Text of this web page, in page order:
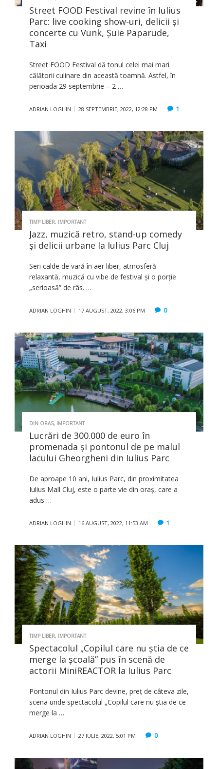
Street FOOD Festival revine în Iulius
Parc: live cooking show-uri, delicii și
concerte cu Vunk, Șuie Paparude,
Taxi
Street FOOD Festival dă tonul celei mai mari
călătorii culinare din această toamnă. Astfel, în
perioada 29 septembrie – 2 …
ADRIAN LOGHIN 28 SEPTEMBRIE, 2022, 12:28 PM 1
TIMP LIBER, IMPORTANT
Jazz, muzică retro, stand-up comedy
și delicii urbane la Iulius Parc Cluj
Seri calde de vară în aer liber, atmosferă
relaxantă, muzică cu vibe de festival și o porție
„serioasă” de râs. …
ADRIAN LOGHIN 17 AUGUST, 2022, 3:06 PM 0
DIN ORAS, IMPORTANT
Lucrări de 300.000 de euro în
promenada şi pontonul de pe malul
lacului Gheorgheni din Iulius Parc
De aproape 10 ani, Iulius Parc, din proximitatea
Iulius Mall Cluj, este o parte vie din oraş, care a
adus …
ADRIAN LOGHIN 16 AUGUST, 2022, 11:53 AM 1
TIMP LIBER, IMPORTANT
Spectacolul „Copilul care nu știa de ce
merge la școală” pus în scenă de
actorii MiniREACTOR la Iulius Parc
Pontonul din Iulius Parc devine, preț de câteva zile,
scena unde spectacolul „Copilul care nu știa de ce
merge la …
ADRIAN LOGHIN 27 IULIE, 2022, 5:01 PM 0